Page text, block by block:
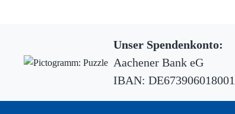
Unser Spendenkonto:
Aachener Bank eG
IBAN: